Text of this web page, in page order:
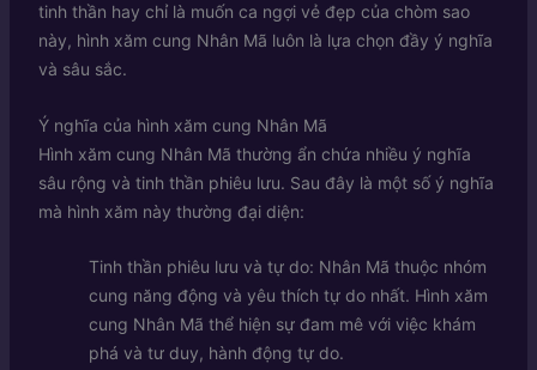
tinh thần hay chỉ là muốn ca ngợi vẻ đẹp của chòm sao
này, hình xăm cung Nhân Mã luôn là lựa chọn đầy ý nghĩa
và sâu sắc.
Ý nghĩa của hình xăm cung Nhân Mã
Hình xăm cung Nhân Mã thường ẩn chứa nhiều ý nghĩa
sâu rộng và tinh thần phiêu lưu. Sau đây là một số ý nghĩa
mà hình xăm này thường đại diện:
Tinh thần phiêu lưu và tự do: Nhân Mã thuộc nhóm
cung năng động và yêu thích tự do nhất. Hình xăm
cung Nhân Mã thể hiện sự đam mê với việc khám
phá và tư duy, hành động tự do.